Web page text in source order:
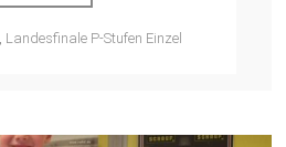
Landesfinale P-Stufen Einzel